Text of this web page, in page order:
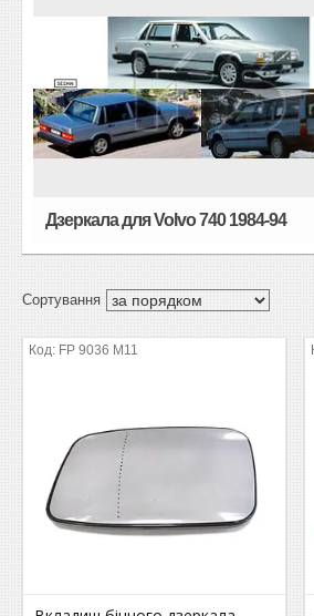
Дзеркала для Volvo 740 1984-94
FP 9036 M11